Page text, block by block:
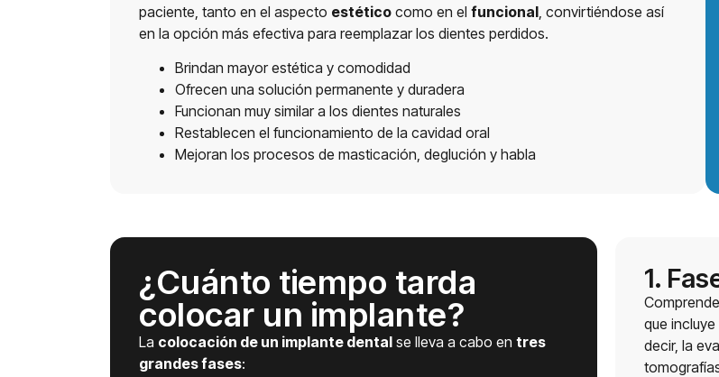
paciente, tanto en el aspecto estético como en el funcional , convirtiéndose así
en la opción más efectiva para reemplazar los dientes perdidos.
Brindan mayor estética y comodidad
Ofrecen una solución permanente y duradera
Funcionan muy similar a los dientes naturales
Restablecen el funcionamiento de la cavidad oral
Mejoran los procesos de masticación, deglución y habla
¿Cuánto tiempo tarda
colocar un implante?
La colocación de un implante dental se lleva a cabo en tres
grandes fases:
1.
que
decir, la